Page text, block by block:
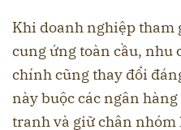
Khi doanh nghiệp tham
cung ứng toàn cầu, nhu
chính cũng thay đổi
này buộc các ngân
tranh và giữ chân